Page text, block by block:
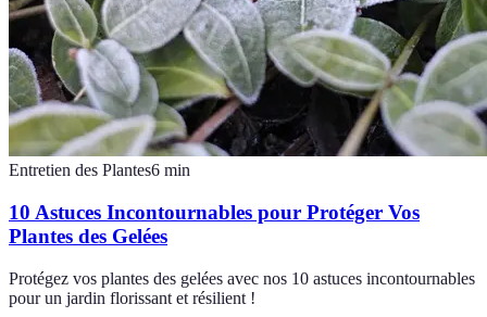
Entretien des Plantes6 min
10 Astuces Incontournables pour Protéger Vos
Plantes des Gelées
Protégez vos plantes des gelées avec nos 10 astuces incontournables
pour un jardin florissant et résilient !